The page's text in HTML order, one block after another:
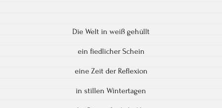
Die Welt in weiß gehüllt
ein fiedlicher Schein
eine Zeit der Reflexion
in stillen Wintertagen